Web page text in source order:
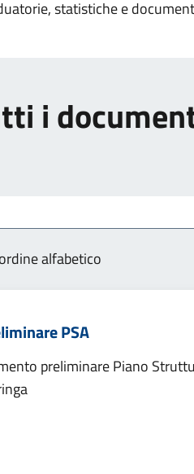
statistiche e
i
alfabetico
PSA
preliminare Piano